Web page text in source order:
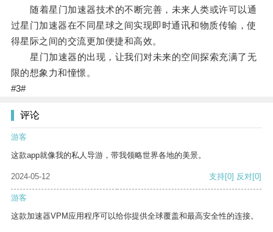
随着星门加速器技术的不断完善，未来人类或许可以通
过星门加速器在不同星球之间实现即时通讯和物质传输，使
得星际之间的交流更加便捷和高效。
星门加速器的出现，让我们对未来的空间探索充满了无
限的想象力和憧憬。
#3#
评论
游客
这款app就像我的私人导游，带我领略世界各地的美景。
2024-05-12 支持[0] 反对[0]
游客
这款加速器VPM应用程序可以给你提供全球覆盖和最高安全性的连接。